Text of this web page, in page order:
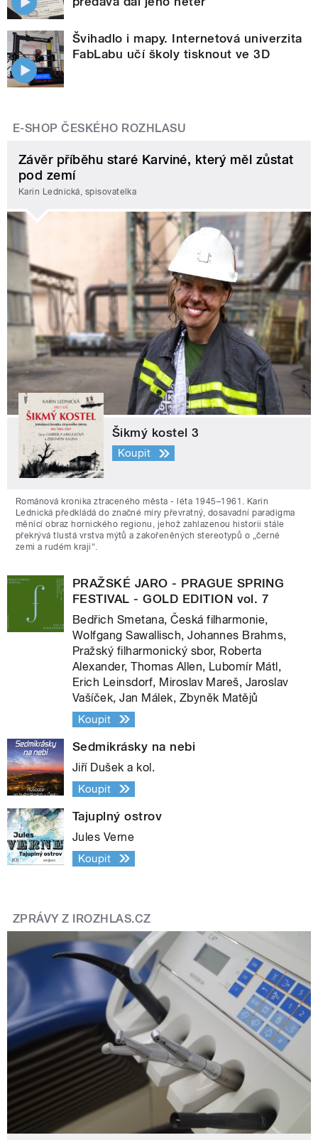
Švihadlo i mapy. Internetová univerzita
FabLabu učí školy tisknout ve 3D
E-SHOP ČESKÉHO ROZHLASU
Závěr příběhu staré Karviné, který měl zůstat
pod zemí
Karin Lednická, spisovatelka
Šikmý kostel 3
Koupit
Románová kronika ztraceného města - léta 1945–1961. Karin
Lednická předkládá do značné míry převratný, dosavadní paradigma
měnící obraz hornického regionu, jehož zahlazenou historii stále
překrývá tlustá vrstva mýtů a zakořeněných stereotypů o „černé
zemi a rudém kraji“.
PRAŽSKÉ JARO - PRAGUE SPRING
FESTIVAL - GOLD EDITION vol. 7
Bedřich Smetana, Česká filharmonie,
Wolfgang Sawallisch, Johannes Brahms,
Pražský filharmonický sbor, Roberta
Alexander, Thomas Allen, Lubomír Mátl,
Erich Leinsdorf, Miroslav Mareš, Jaroslav
Vašíček, Jan Málek, Zbyněk Matějů
Koupit
Sedmikrásky na nebi
Jiří Dušek a kol.
Koupit
Tajuplný ostrov
Jules Verne
Koupit
ZPRÁVY Z IROZHLAS.CZ